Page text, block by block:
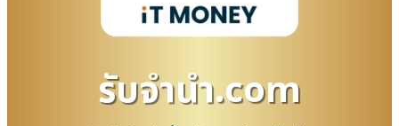
รับจํานํา.com